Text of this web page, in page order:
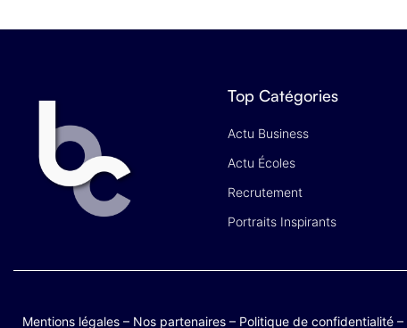
Top Catégories
Actu Business
Actu Écoles
Recrutement
Portraits Inspirants
Mentions légales – Nos partenaires – Politique de confidentialité –